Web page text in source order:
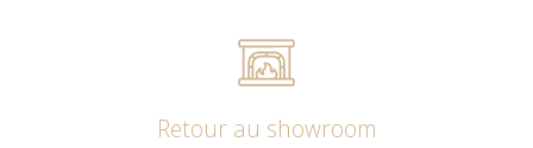
Retour au showroom